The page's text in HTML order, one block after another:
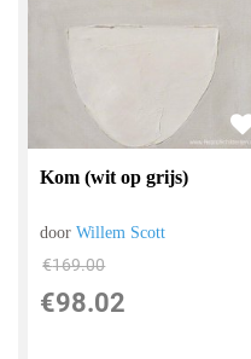
Kom (wit op grijs)
doorWillem Scott
€169.00
€98.02